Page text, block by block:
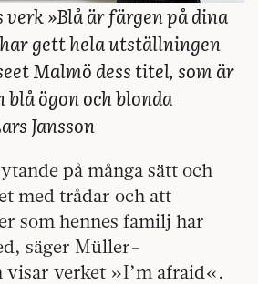
verk »Blå är färgen på dina
gett hela utställningen
Malmö dess titel, som är
blå ögon och blonda
Jansson
på många sätt och
med trådar och att
som hennes familj har
säger Müller-
visar verket »I’m afraid«.